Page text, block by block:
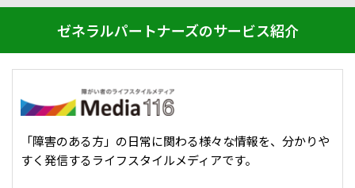
ゼネラルパートナーズのサービス紹介
「障害のある方」の日常に関わる様々な情報を、分かりや
すく発信するライフスタイルメディアです。